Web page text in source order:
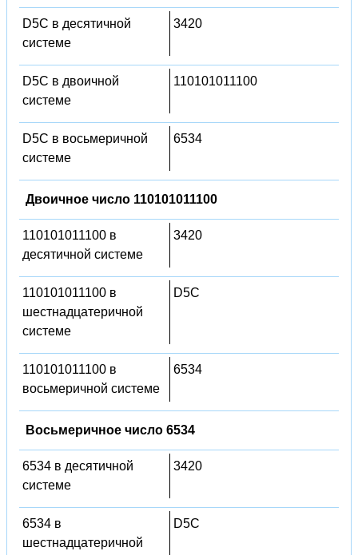
D5C в десятичной
системе
3420
D5C в двоичной
системе
110101011100
D5C в восьмеричной
системе
6534
Двоичное число 110101011100
110101011100 в
десятичной системе
3420
110101011100 в
шестнадцатеричной
системе
D5C
110101011100 в
восьмеричной системе
6534
Восьмеричное число 6534
6534 в десятичной
системе
3420
6534 в
шестнадцатеричной
D5C